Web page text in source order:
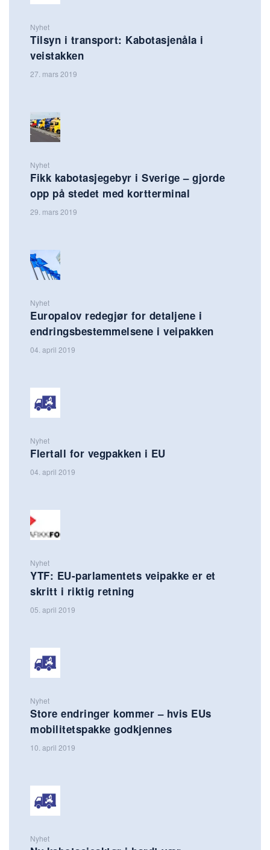
Nyhet
Tilsyn i transport: Kabotasjenåla i
veistakken
27. mars 2019
Nyhet
Fikk kabotasjegebyr i Sverige – gjorde
opp på stedet med kortterminal
29. mars 2019
Nyhet
Europalov redegjør for detaljene i
endringsbestemmelsene i veipakken
04. april 2019
Nyhet
Flertall for vegpakken i EU
04. april 2019
Nyhet
YTF: EU-parlamentets veipakke er et
skritt i riktig retning
05. april 2019
Nyhet
Store endringer kommer – hvis EUs
mobilitetspakke godkjennes
10. april 2019
Nyhet